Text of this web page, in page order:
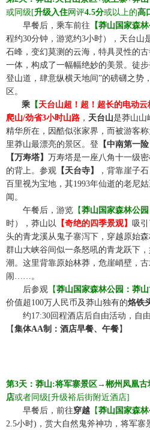
或同级 [升级入住网评4.5分或以上的高
早餐后，乘车前往 【莽山国家森
程约30分钟，游览约3小时），天台山
石峰，变幻莫测的云海，特具灵性的
一体，构成了一幅幅绝妙的美景。徒
登山道，肆意纵横天地间”的磅礴之势
区。
乘 【 天台山超！超！超长的电动云
爬山/劲省3小时山路 ， 天台山是莽山山
精华所在，因酷似张家界，而被游客
里莽山最漂亮的景区。登 【中南第一险
【万寿塔】 万寿塔是一座八角十一级
的背上。参观 【天台寺】
，背靠崖子
百里视为宝地，其1993年仙逝的老尼
闻。
午餐后，游览 【莽山国家森林公
时），莽山以 【奇绝的四季景观】 吸
头的青龙溪从鬼子寨泻下，穿越原始
群山大峡谷间似一条怒吼的青龙跃下
潮。这里背靠原始林莽，危崖峭壁，
闹 ……。
后参观 【莽山国家森林公园：莽
价值超100万人民币及莽山独有的烙铁
约17:30回程酒店后自由活动，自
【集体AA制：酒店早餐、午餐】
第3天：莽山:将军寨景区→郴州凤凰古
店或者同级 [升级裕后街附近酒店]
早餐后，前往穿越 【莽山国家森
2.5小时) ，赏大自然鬼斧神功，将军寨